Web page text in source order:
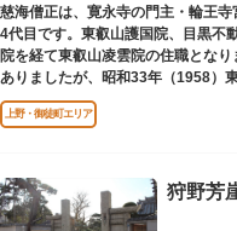
慈海僧正は、寛永寺の門主・輪王
4代目です。東叡山護国院、目黒不
院を経て東叡山凌雲院の住職とな
ありましたが、昭和33年（1958）
されました。
上野・御徒町エリア
狩野芳